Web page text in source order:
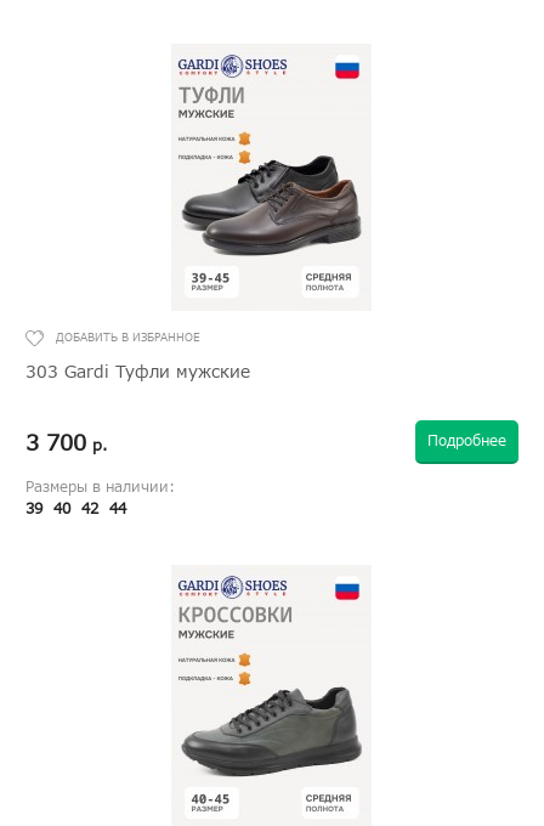
303 Gardi Туфли мужские
3 700 р. Подробнее
Размеры в наличии:
39 40 42 44